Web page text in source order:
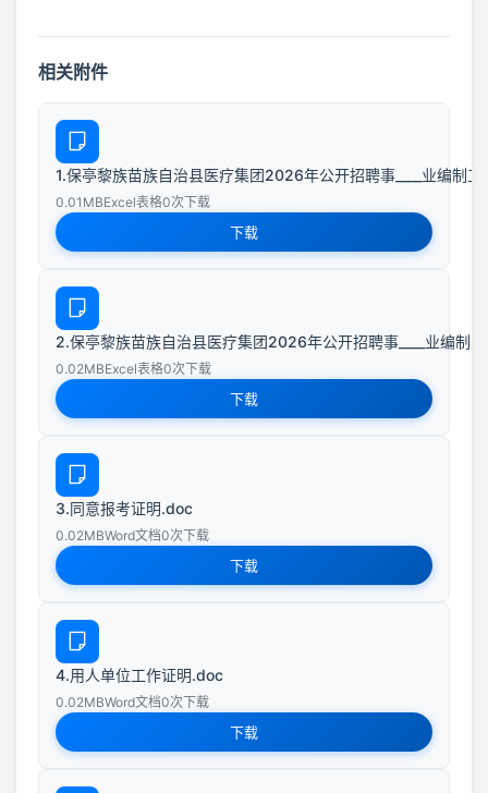
相关附件
1.保亭黎族苗族自治县医疗集团2026年公开招聘事____业编制
0.01MBExcel表格0次下载
下载
2.保亭黎族苗族自治县医疗集团2026年公开招聘事____业编制
0.02MBExcel表格0次下载
下载
3.同意报考证明.doc
0.02MBWord文档0次下载
下载
4.用人单位工作证明.doc
0.02MBWord文档0次下载
下载